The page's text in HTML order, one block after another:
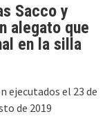
Sacco y
alegato que
en la silla
ejecutados el 23 de
de 2019